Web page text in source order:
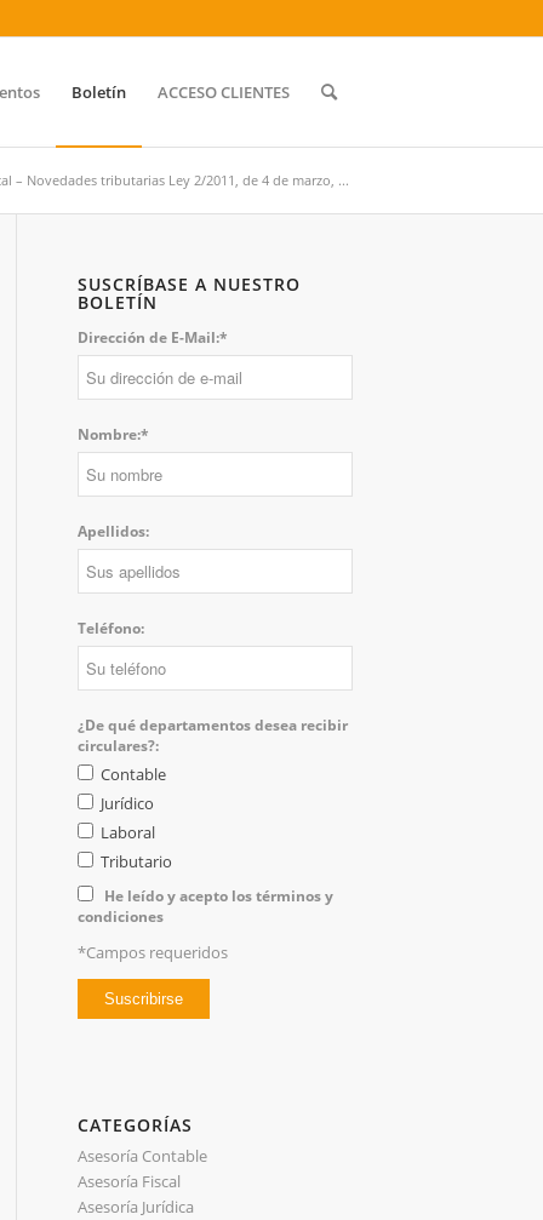
Boletín ACCESO CLIENTES
– Novedades tributarias Ley 2/2011, de 4 de marzo, ...
SUSCRÍBASE A NUESTRO
BOLETÍN
Dirección de E-Mail:*
Nombre:*
Apellidos:
Teléfono:
¿De qué departamentos desea recibir
circulares?:
Contable
Jurídico
Laboral
Tributario
He leído y acepto los términos y
condiciones
*Campos requeridos
CATEGORÍAS
Asesoría Contable
Asesoría Fiscal
Asesoría Jurídica